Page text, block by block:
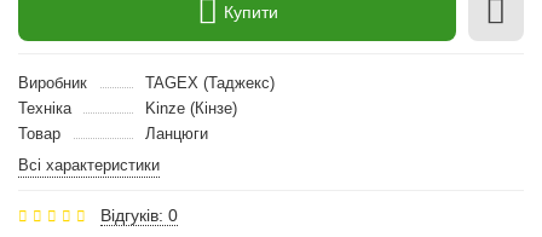
Купити
Виробник
TAGEX (Таджекс)
Техніка
Kinze (Кінзе)
Товар
Ланцюги
Всі характеристики
Відгуків: 0